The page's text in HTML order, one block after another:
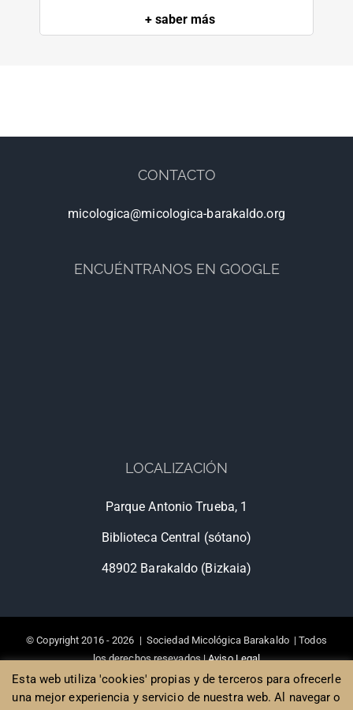
+ saber más
CONTACTO
micologica@micologica-barakaldo.org
ENCUÉNTRANOS EN GOOGLE
LOCALIZACIÓN
Parque Antonio Trueba, 1
Biblioteca Central (sótano)
48902 Barakaldo (Bizkaia)
© Copyright 2016 -2026 | Sociedad Micológica Barakaldo | Todos
los derechos resevados |Aviso Legal
Diseño de Páginas web Bilbao, Poison Estudio
Esta web utiliza 'cookies' propias y de terceros para ofrecerle
una mejor experiencia y servicio de nuestra web. Al navegar o